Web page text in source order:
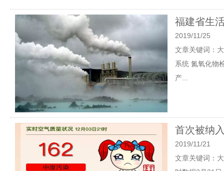
福建省生
2019/11/25
文章关键词：
系统 氮氧化物
产...
首次被纳
2019/11/21
文章关键词：